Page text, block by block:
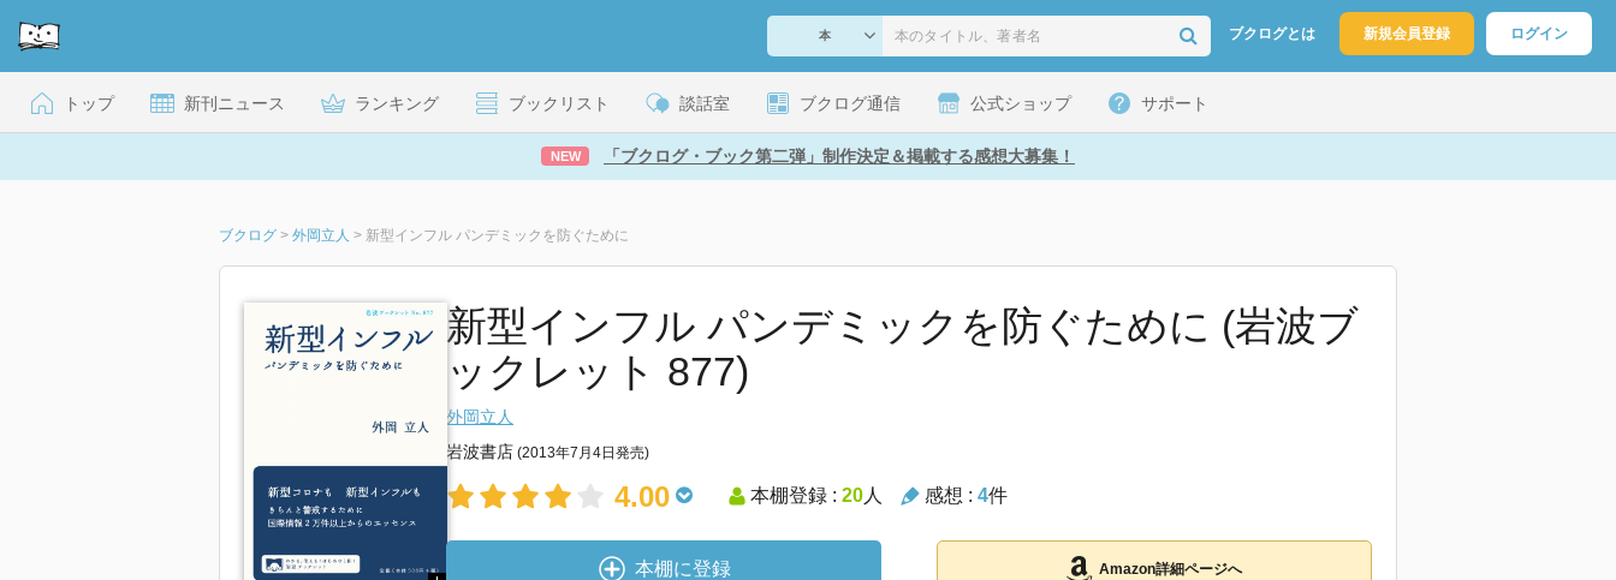
ブクログとは 新規会員登録 ログイン
トップ 新刊ニュース ランキング ブックリスト 談話室 ブクログ通信 公式ショップ サポート
NEW 「ブクログ・ブック第二弾」制作決定＆掲載する感想大募集！
ブクログ > 外岡立人 > 新型インフル パンデミックを防ぐために
新型インフル パンデミックを防ぐために (岩波ブ
ックレット 877)
外岡立人
岩波書店 (2013年7月4日発売)
4.00 本棚登録 : 20人 感想 : 4件
本棚に登録 Amazon詳細ページへ